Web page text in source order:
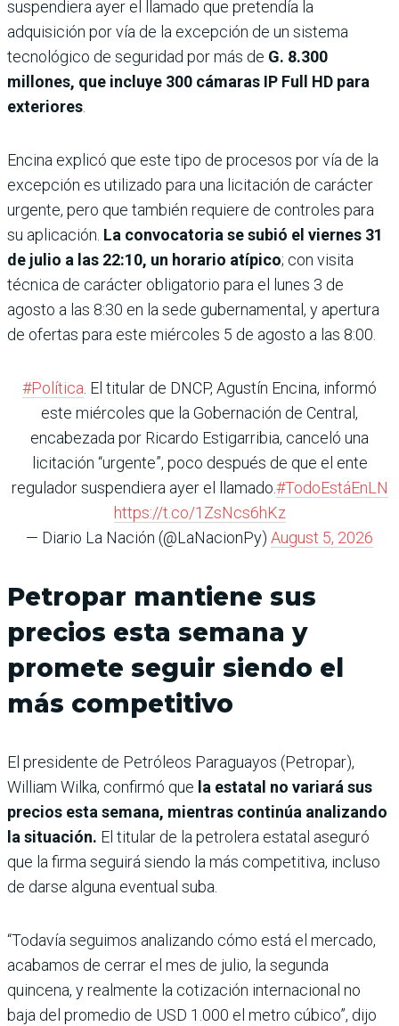
suspendiera ayer el llamado que pretendía la
adquisición por vía de la excepción de un sistema
tecnológico de seguridad por más de G. 8.300
millones, que incluye 300 cámaras IP Full HD para
exteriores
Encina explicó que este tipo de procesos por vía de la
excepción es utilizado para una licitación de carácter
urgente, pero que también requiere de controles para
su aplicación. La convocatoria se subió el viernes 31
de julio a las 22:10, un horario atípico; con visita
técnica de carác­ter obligatorio para el lunes 3 de
agosto a las 8:30 en la sede gubernamental, y apertura
de ofertas para este miérco­les 5 de agosto a las 8:00.
#Política . El titular de DNCP, Agustín Encina, informó
este miércoles que la Gobernación de Central,
encabezada por Ricardo Estigarribia, canceló una
licitación “urgente”, poco después de que el ente
regulador suspendiera ayer el llamado.#TodoEstáEnLN
https://t.co/1ZsNcs6hKz
— Diario La Nación (@LaNacionPy) August 5, 2026
Petropar mantiene sus
precios esta semana y
promete seguir siendo el
más competitivo
El presidente de Petróleos Paraguayos (Petropar),
William Wilka, confirmó que la estatal no variará sus
precios esta semana, mientras continúa analizando
la situación. El titular de la petrolera estatal aseguró
que la firma seguirá siendo la más competitiva, incluso
de darse alguna eventual suba.
“Todavía seguimos analizando cómo está el mercado,
acabamos de cerrar el mes de julio, la segunda
quincena, y realmente la cotización internacional no
baja del promedio de USD 1.000 el metro cúbico”, dijo